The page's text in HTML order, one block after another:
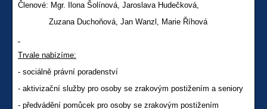
Členové: Mgr. Ilona Šolínová, Jaroslava Hudečková,
Zuzana Duchoňová, Jan Wanzl, Marie Říhová
Trvale nabízíme:
- sociálně právní poradenství
- aktivizační služby pro osoby se zrakovým postižením a seniory
- předvádění pomůcek pro osoby se zrakovým postižením